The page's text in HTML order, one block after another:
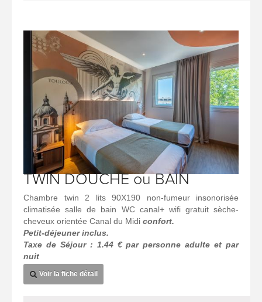
TWIN DOUCHE ou BAIN
Chambre twin 2 lits 90X190 non-fumeur insonorisée
climatisée salle de bain WC canal+ wifi gratuit sèche-
cheveux orientée Canal du Midi confort.
Petit-déjeuner inclus.
Taxe de Séjour : 1.44 € par personne adulte et par
nuit
Voir la fiche détail